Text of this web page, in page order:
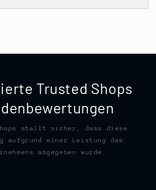
Trusted Shops
stellt sicher, dass diese
aufgrund einer Leistung des
abgegeben wurde.